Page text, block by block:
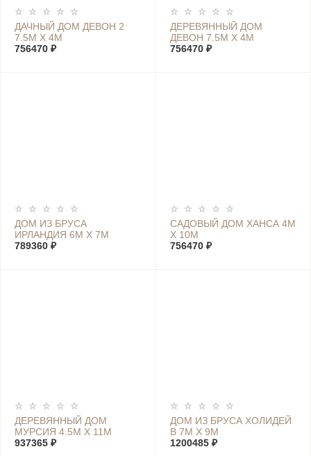
ДАЧНЫЙ ДОМ ДЕВОН 2
7.5М Х 4М
756470 ₽
ДЕРЕВЯННЫЙ ДОМ
ДЕВОН 7.5М Х 4М
756470 ₽
ДОМ ИЗ БРУСА
ИРЛАНДИЯ 6М Х 7М
789360 ₽
САДОВЫЙ ДОМ ХАНСА 4М
Х 10М
756470 ₽
ДЕРЕВЯННЫЙ ДОМ
МУРСИЯ 4.5М Х 11М
937365 ₽
ДОМ ИЗ БРУСА ХОЛИДЕЙ
В 7М Х 9М
1200485 ₽